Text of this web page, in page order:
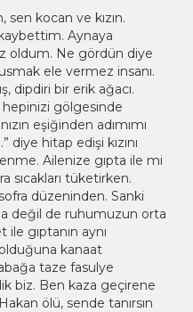
kocan ve kızın.
Aynaya
oldum. Ne gördün diye
ele vermez insanı.
dipdiri bir erik ağacı.
hepinizi gölgesinde
eşiğinden adımımı
hitap edişi kızını
Ailenize gıpta ile mi
sıcakları tüketirken.
düzeninden. Sanki
değil de ruhumuzun orta
gıptanın aynı
kanaat
taze fasulye
biz. Ben kaza geçirene
ölü, sende tanırsın